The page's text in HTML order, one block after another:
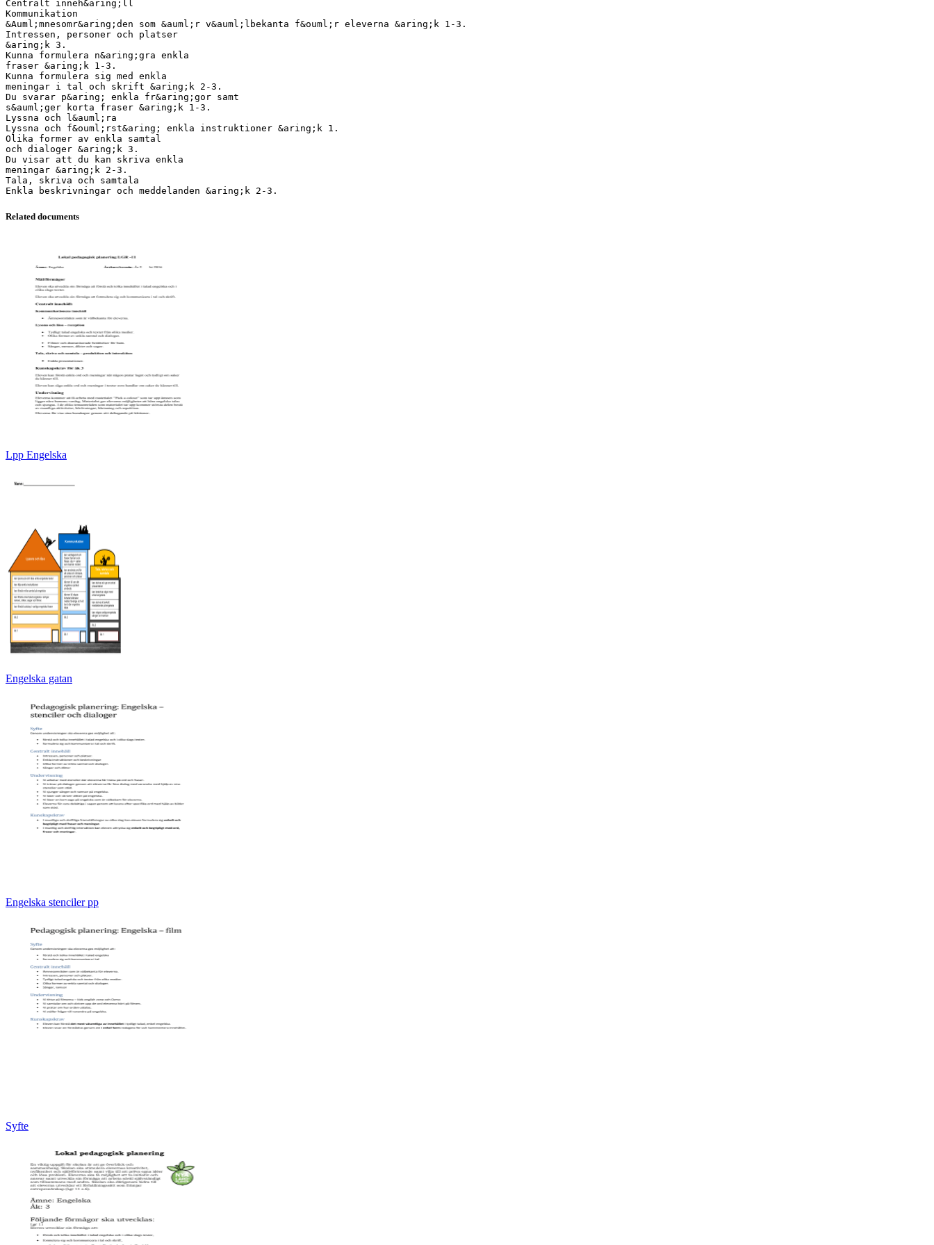
Centralt inneh&aring;ll
Kommunikation
&Auml;mnesomr&aring;den som &auml;r v&auml;lbekanta f&ouml;r eleverna &aring;k 1-3.
Intressen, personer och platser
&aring;k 3.
Kunna formulera n&aring;gra enkla
fraser &aring;k 1-3.
Kunna formulera sig med enkla
meningar i tal och skrift &aring;k 2-3.
Du svarar p&aring; enkla fr&aring;gor samt
s&auml;ger korta fraser &aring;k 1-3.
Lyssna och l&auml;ra
Lyssna och f&ouml;rst&aring; enkla instruktioner &aring;k 1.
Olika former av enkla samtal
och dialoger &aring;k 3.
Du visar att du kan skriva enkla
meningar &aring;k 2-3.
Tala, skriva och samtala
Related documents
Lpp Engelska
Engelska gatan
Engelska stenciler pp
Syfte